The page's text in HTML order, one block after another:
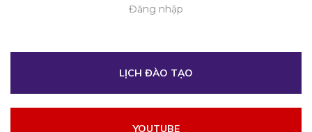
Đăng nhập
LỊCH ĐÀO TẠO
YOUTUBE